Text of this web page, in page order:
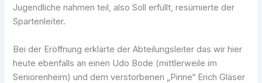
Jugendliche nahmen teil, also Soll erfüllt, resümierte der
Spartenleiter.
Bei der Eröffnung erklärte der Abteilungsleiter das wir hier
heute ebenfalls an einen Udo Bode (mittlerweile im
Seniorenheim) und dem verstorbenen „Pinne“ Erich Gläser